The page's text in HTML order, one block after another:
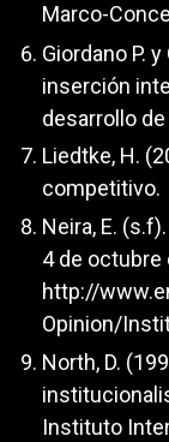
Marco-
Giordano P.
inserción
desarrollo de
Liedtke, H.
competitivo.
Neira, E.
4 de octubre
http://
Opinion/
North, D.
Instituto